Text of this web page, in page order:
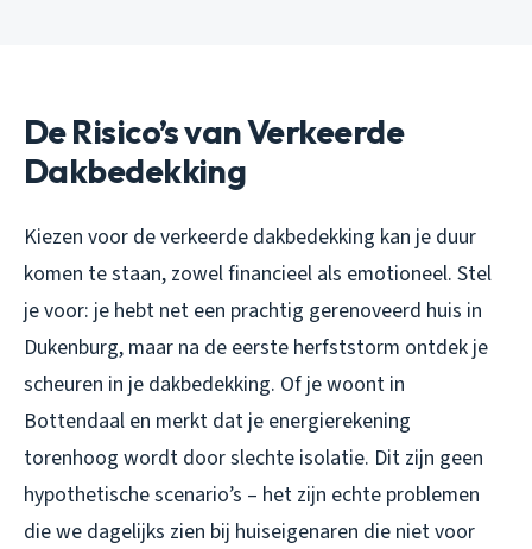
De Risico’s van Verkeerde
Dakbedekking
Kiezen voor de verkeerde dakbedekking kan je duur
komen te staan, zowel financieel als emotioneel. Stel
je voor: je hebt net een prachtig gerenoveerd huis in
Dukenburg, maar na de eerste herfststorm ontdek je
scheuren in je dakbedekking. Of je woont in
Bottendaal en merkt dat je energierekening
torenhoog wordt door slechte isolatie. Dit zijn geen
hypothetische scenario’s – het zijn echte problemen
die we dagelijks zien bij huiseigenaren die niet voor